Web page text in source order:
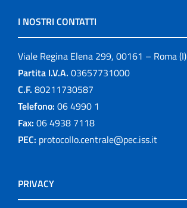
I NOSTRI CONTATTI
Viale Regina Elena 299, 00161 – Roma (I)
Partita I.V.A. 03657731000
C.F. 80211730587
Telefono: 06 4990 1
Fax: 06 4938 7118
PEC: protocollo.centrale@pec.iss.it
PRIVACY